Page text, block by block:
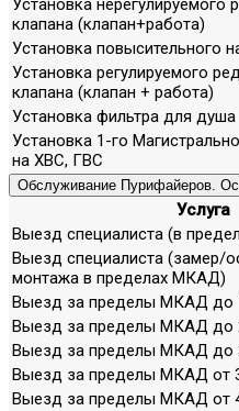
Установка нерегулируемого
клапана (клапан+работа)
Установка повысительного
Установка регулируемого
клапана (клапан + работа)
Установка фильтра для душа
Установка 1-го
на ХВС, ГВС
Обслуживание Пурифайеров.
Услуга
Выезд специалиста (в
Выезд специалиста (замер/
монтажа в пределах МКАД)
Выезд за пределы МКАД до
Выезд за пределы МКАД до
Выезд за пределы МКАД до
Выезд за пределы МКАД от
Выезд за пределы МКАД от